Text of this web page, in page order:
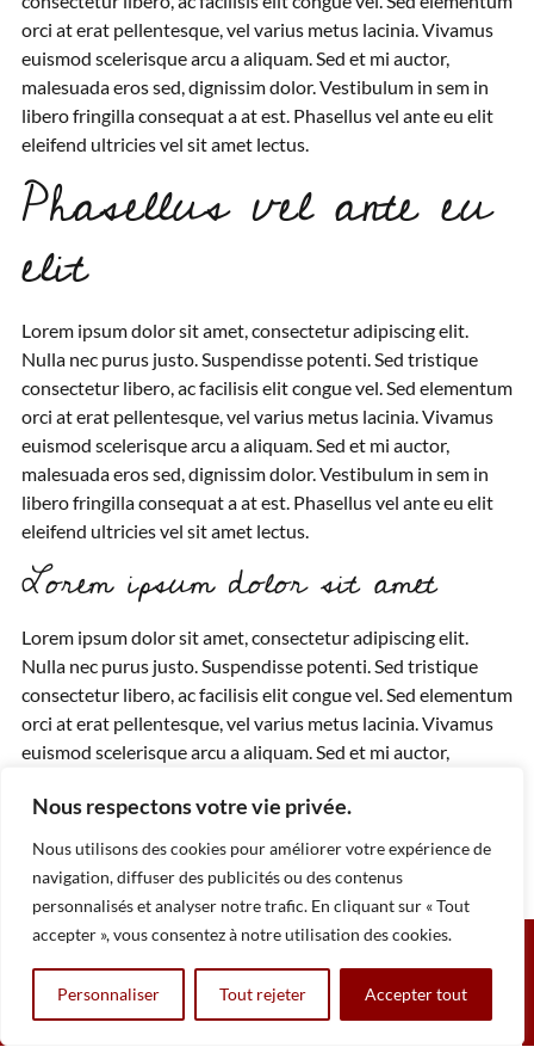
Nous respectons votre vie privée.
Nous utilisons des cookies pour améliorer votre expérience de
navigation, diffuser des publicités ou des contenus
personnalisés et analyser notre trafic. En cliquant sur « Tout
accepter », vous consentez à notre utilisation des cookies.
Personnaliser Tout rejeter Accepter tout
orci at erat pellentesque, vel varius metus lacinia. Vivamus
euismod scelerisque arcu a aliquam. Sed et mi auctor,
malesuada eros sed, dignissim dolor. Vestibulum in sem in
libero fringilla consequat a at est. Phasellus vel ante eu elit
eleifend ultricies vel sit amet lectus.
Phasellus vel ante eu
elit
Lorem ipsum dolor sit amet, consectetur adipiscing elit.
Nulla nec purus justo. Suspendisse potenti. Sed tristique
consectetur libero, ac facilisis elit congue vel. Sed elementum
orci at erat pellentesque, vel varius metus lacinia. Vivamus
euismod scelerisque arcu a aliquam. Sed et mi auctor,
malesuada eros sed, dignissim dolor. Vestibulum in sem in
libero fringilla consequat a at est. Phasellus vel ante eu elit
eleifend ultricies vel sit amet lectus.
Lorem ipsum dolor sit amet
Lorem ipsum dolor sit amet, consectetur adipiscing elit.
Nulla nec purus justo. Suspendisse potenti. Sed tristique
consectetur libero, ac facilisis elit congue vel. Sed elementum
orci at erat pellentesque, vel varius metus lacinia. Vivamus
euismod scelerisque arcu a aliquam. Sed et mi auctor,
libero fringilla consequat a at est. Phasellus vel ante eu elit